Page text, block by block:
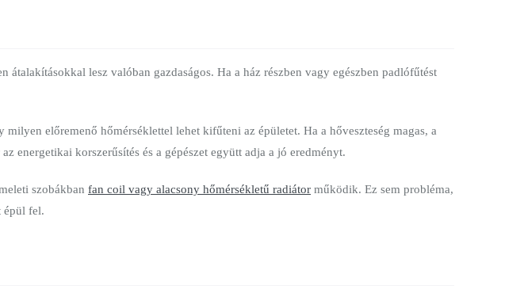
lesz valóban gazdaságos. Ha a ház részben vagy egészben padlófűtést
előremenő hőmérséklettel lehet kifűteni az épületet. Ha a hőveszteség magas, a
energetikai korszerűsítés és a gépészet együtt adja a jó eredményt.
szobákban fan coil vagy alacsony hőmérsékletű radiátor működik. Ez sem probléma,
épül fel.